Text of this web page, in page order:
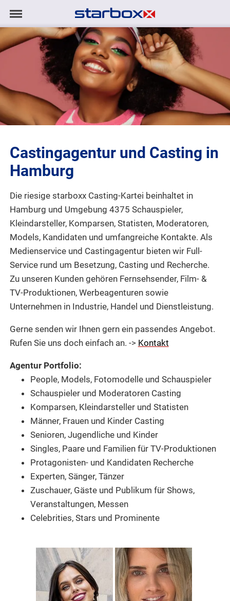
Navigation
anzeigen/ausblenden
Navigation
AGENTUR
MODELS
TALENTE
PROJEKTE
LOGIN
EN
Castingagentur und Casting in
Hamburg
Die riesige starboxx Casting-Kartei beinhaltet in
Hamburg und Umgebung 4375 Schauspieler,
Kleindarsteller, Komparsen, Statisten, Moderatoren,
Models, Kandidaten und umfangreiche Kontakte. Als
Medienservice und Castingagentur bieten wir Full-
Service rund um Besetzung, Casting und Recherche.
Zu unseren Kunden gehören Fernsehsender, Film- &
TV-Produktionen, Werbeagenturen sowie
Unternehmen in Industrie, Handel und Dienstleistung.
Gerne senden wir Ihnen gern ein passendes Angebot.
Rufen Sie uns doch einfach an. -> Kontakt
Agentur Portfolio:
People, Models, Fotomodelle und Schauspieler
Schauspieler und Moderatoren Casting
Komparsen, Kleindarsteller und Statisten
Männer, Frauen und Kinder Casting
Senioren, Jugendliche und Kinder
Singles, Paare und Familien für TV-Produktionen
Protagonisten- und Kandidaten Recherche
Experten, Sänger, Tänzer
Zuschauer, Gäste und Publikum für Shows,
Veranstaltungen, Messen
Celebrities, Stars und Prominente